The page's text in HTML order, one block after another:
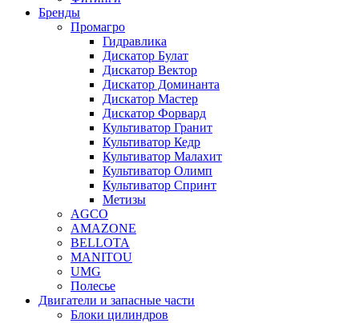
Бренды
Промагро
Гидравлика
Дискатор Булат
Дискатор Вектор
Дискатор Доминанта
Дискатор Мастер
Дискатор Форвард
Культиватор Гранит
Культиватор Кедр
Культиватор Малахит
Культиватор Олимп
Культиватор Спринт
Метизы
AGCO
AMAZONE
BELLOTA
MANITOU
UMG
Полесье
Двигатели и запасные части
Блоки цилиндров